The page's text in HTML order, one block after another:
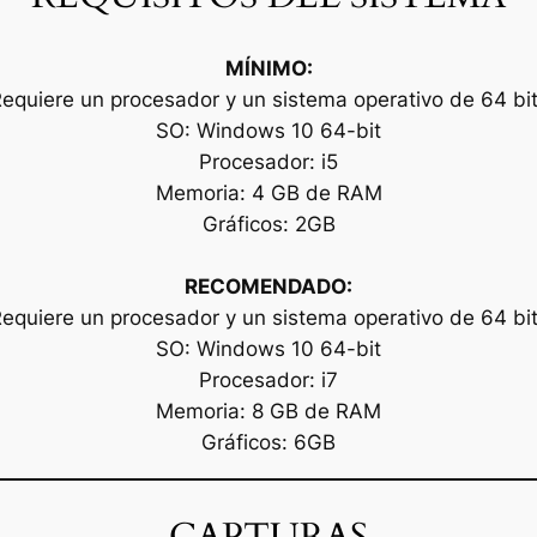
MÍNIMO:
un procesador y un sistema operativo de 64
SO: Windows 10 64-bit
Procesador: i5
Memoria: 4 GB de RAM
Gráficos: 2GB
RECOMENDADO:
un procesador y un sistema operativo de 64
SO: Windows 10 64-bit
Procesador: i7
Memoria: 8 GB de RAM
Gráficos: 6GB